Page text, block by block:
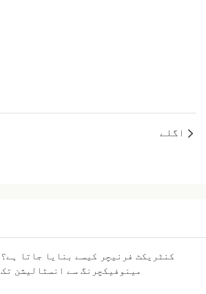
اگلے
کنٹریکٹ فرنیچر کیسے بنایا جاتا ہے؟
مینوفیکچرنگ سے انسٹالیشن تک